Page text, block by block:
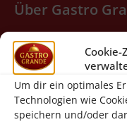
Cookie-
Um dir ein optimales
Technologien wie
speichern und/oder
Über Gastro
Gastro-Grande
46399 Bocholt
info@gastro-
02871-2421100